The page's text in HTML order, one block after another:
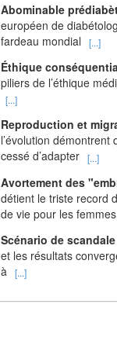
Abominable
européen de
fardeau mondial
[...]
Éthique
piliers de l’éthique
[...]
Reproduction et
l’évolution démontrent
cessé d’adapter [...]
Avortement des
détient le triste record
de vie pour les
Scénario de scandale
et les résultats
à
[...]